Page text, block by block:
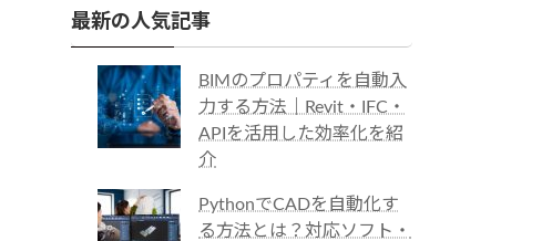
最新の人気記事
BIMのプロパティを自動入
力する方法｜Revit・IFC・
APIを活用した効率化を紹
介
PythonでCADを自動化す
る方法とは？対応ソフト・